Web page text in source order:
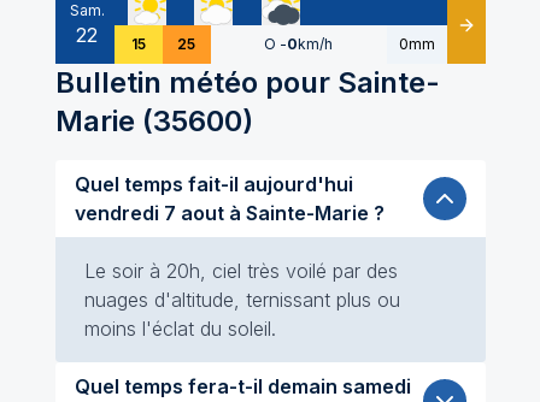
Sam.
22 15 25 O -0km/h 0mm Détails
Bulletin météo pour Sainte-
Marie (35600)
Quel temps fait-il aujourd'hui
vendredi 7 aout à Sainte-Marie ?
Le soir à 20h, ciel très voilé par des
nuages d'altitude, ternissant plus ou
moins l'éclat du soleil.
Quel temps fera-t-il demain samedi